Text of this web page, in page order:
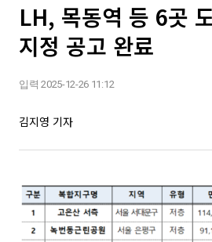
LH, 목동역 등 6곳
지정 공고 완료
입력 2025-12-26 11:12
김지영 기자